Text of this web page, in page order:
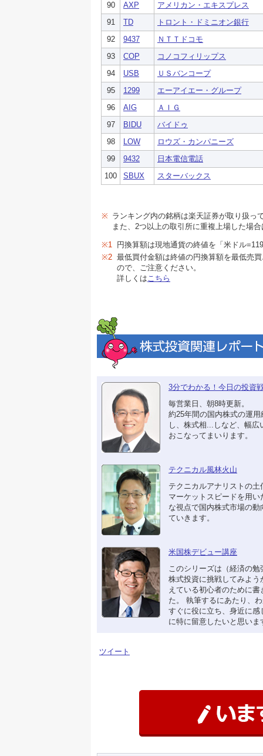
90
AXP
アメリカン・エキスプレス
91
TD
トロント・ドミニオン銀行
92
9437
ＮＴＴドコモ
93
COP
コノコフィリップス
94
USB
ＵＳバンコープ
95
1299
エーアイエー・グループ
96
AIG
ＡＩＧ
97
BIDU
バイドゥ
98
LOW
ロウズ・カンパニーズ
99
9432
日本電信電話
100
SBUX スターバックス
※ ランキング内の銘柄は楽天証券が取り扱っ
また、2つ以上の取引所に重複上場した場
※1
円換算額は現地通貨の終値を「米ドル
※2 最低買付金額は終値の円換算額を最低売
ので、ご注意ください。
詳しくはこちら
3分でわかる！今日の投資
毎営業日、朝8時更新。
約25年間の国内株式の運用
し、株式相...しなど、幅広
おこなってまいります。
テクニカル風林火山
テクニカルアナリストの土
マーケットスピードを用い
な視点で国内株式市場の動
ていきます。
米国株デビュー講座
このシリーズは（経済の勉
株式投資に挑戦してみよう
えている初心者のために書
た。 執筆するにあたり、
すぐに役に立ち、身近に感
に特に留意したいと思いま
ツイート